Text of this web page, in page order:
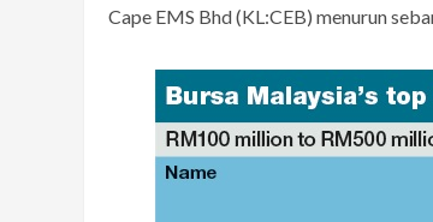
Cape EMS Bhd (KL:CEB) menurun